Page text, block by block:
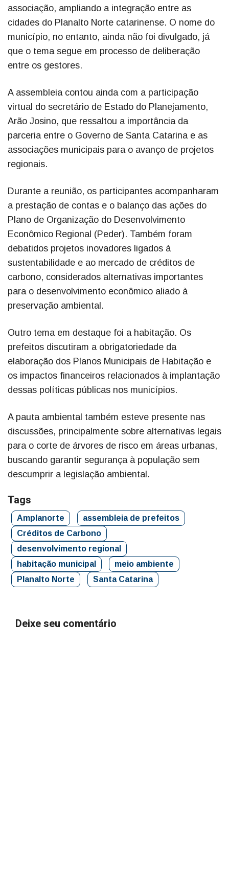
associação, ampliando a integração entre as
cidades do Planalto Norte catarinense. O nome do
município, no entanto, ainda não foi divulgado, já
que o tema segue em processo de deliberação
entre os gestores.
A assembleia contou ainda com a participação
virtual do secretário de Estado do Planejamento,
Arão Josino, que ressaltou a importância da
parceria entre o Governo de Santa Catarina e as
associações municipais para o avanço de projetos
regionais.
Durante a reunião, os participantes acompanharam
a prestação de contas e o balanço das ações do
Plano de Organização do Desenvolvimento
Econômico Regional (Peder). Também foram
debatidos projetos inovadores ligados à
sustentabilidade e ao mercado de créditos de
carbono, considerados alternativas importantes
para o desenvolvimento econômico aliado à
preservação ambiental.
Outro tema em destaque foi a habitação. Os
prefeitos discutiram a obrigatoriedade da
elaboração dos Planos Municipais de Habitação e
os impactos financeiros relacionados à implantação
dessas políticas públicas nos municípios.
A pauta ambiental também esteve presente nas
discussões, principalmente sobre alternativas legais
para o corte de árvores de risco em áreas urbanas,
buscando garantir segurança à população sem
descumprir a legislação ambiental.
Tags
Amplanorte
assembleia de prefeitos
Créditos de Carbono
desenvolvimento regional
habitação municipal
meio ambiente
Planalto Norte
Santa Catarina
Deixe seu comentário